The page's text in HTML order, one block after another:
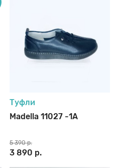
Туфли
Madella 11027 -1A
3 890 р.
5 390 р.